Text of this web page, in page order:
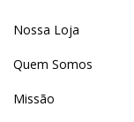
Nossa Loja
Quem Somos
Missão